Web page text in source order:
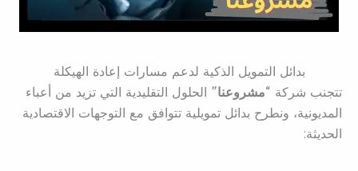
بدائل التمويل الذكية لدعم مسارات إعادة الهيكلة
تتجنب شركة “مشروعنا” الحلول التقليدية التي تزيد من أعباء
المديونية، ونطرح بدائل تمويلية تتوافق مع التوجهات الاقتصادية
الحديثة: